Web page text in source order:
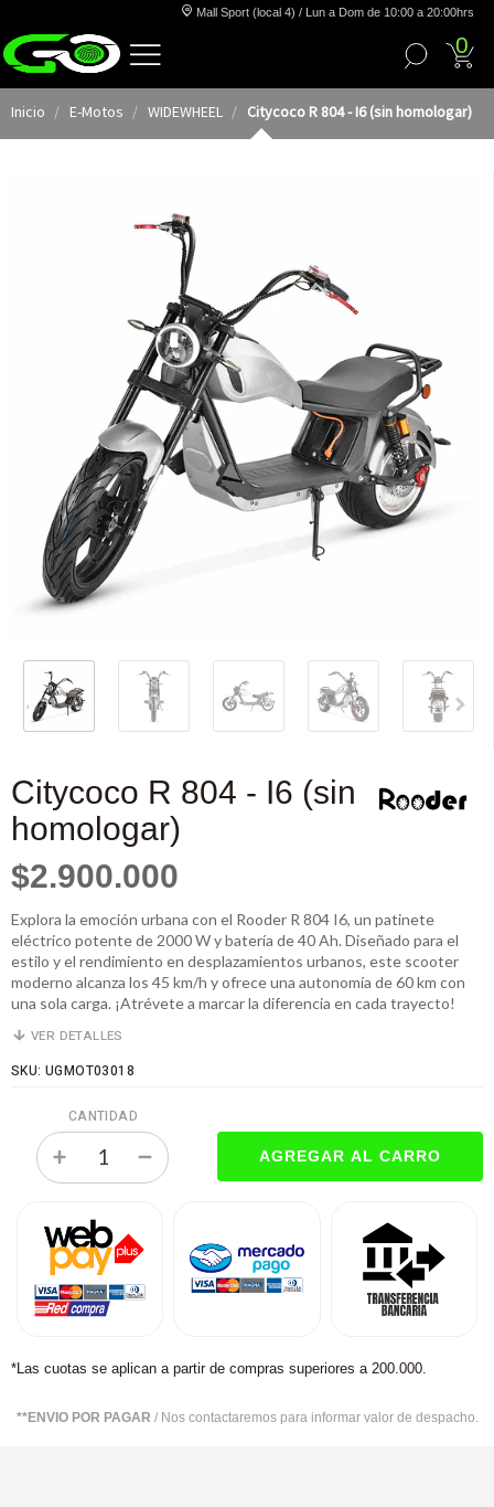
Mall Sport (local 4) / Lun a Dom de 10:00 a 20:00hrs
0
Inicio E-Motos WIDEWHEEL Citycoco R 804 - I6 (sin homologar)
Citycoco R 804 - I6 (sin
homologar)
$2.900.000
Explora la emoción urbana con el Rooder R 804 I6, un patinete
eléctrico potente de 2000 W y batería de 40 Ah. Diseñado para el
estilo y el rendimiento en desplazamientos urbanos, este scooter
moderno alcanza los 45 km/h y ofrece una autonomía de 60 km con
una sola carga. ¡Atrévete a marcar la diferencia en cada trayecto!
VER DETALLES
SKU: UGMOT03018
CANTIDAD
*Las cuotas se aplican a partir de compras superiores a 200.000.
**ENVIO POR PAGAR / Nos contactaremos para informar valor de despacho.